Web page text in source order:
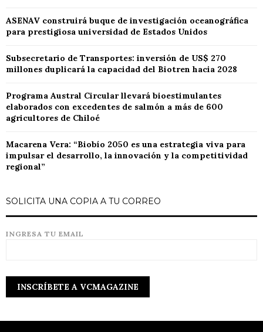
ASENAV construirá buque de investigación oceanográfica
para prestigiosa universidad de Estados Unidos
Subsecretario de Transportes: inversión de US$ 270
millones duplicará la capacidad del Biotren hacia 2028
Programa Austral Circular llevará bioestimulantes
elaborados con excedentes de salmón a más de 600
agricultores de Chiloé
Macarena Vera: “Biobío 2050 es una estrategia viva para
impulsar el desarrollo, la innovación y la competitividad
regional”
SOLICITA UNA COPIA A TU CORREO
INGRESA TU EMAIL